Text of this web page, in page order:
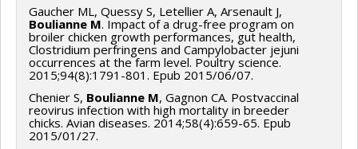
Younès Chorfi,Laura Batista,Khyali Ram Mittal
François Malouin,Danuta Radzioch,Mary M
Stevenson,Martin Chenier,Sebastien Faucher,Brian
Geoffrey Talbot,Martin Brouillette,Marc Sirois
Charles Dozois, Donald F Niven Roland Brousseau
Marylene Kobisch ,Ivan Robert Nabi ,Daniel Grenier
Denis Archambault,Serge Rivest,Caroline Duchaine
Gaucher ML, Quessy S, Letellier A, Arsenault J,
Boulianne M. Impact of a drug-free program on
broiler chicken growth performances, gut health,
Clostridium perfringens and Campylobacter jejuni
occurrences at the farm level. Poultry science.
2015;94(8):1791-801. Epub 2015/06/07.
Chenier S, Boulianne M, Gagnon CA. Postvaccinal
reovirus infection with high mortality in breeder
chicks. Avian diseases. 2014;58(4):659-65. Epub
2015/01/27.